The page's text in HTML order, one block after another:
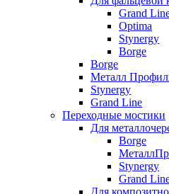
Grand
Optima
Stynergy
Borge
Borge
Металл
Stynergy
Grand Line
Переходные мостики
Для
Borge
Stynergy
Grand